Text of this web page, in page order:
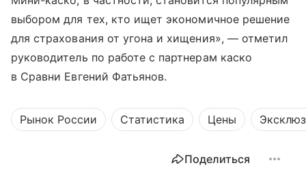
выбором для тех, кто ищет экономичное решение
для страхования от угона и хищения», — отметил
руководитель по работе с партнерам каско
в Сравни Евгений Фатьянов.
Рынок России Статистика Цены
Поделиться